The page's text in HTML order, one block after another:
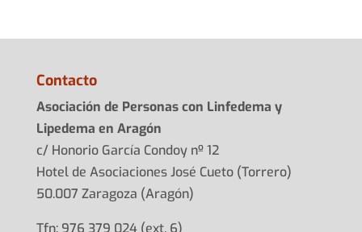
Contacto
Asociación de Personas con Linfedema y
Lipedema en Aragón
c/ Honorio García Condoy nº 12
Hotel de Asociaciones José Cueto (Torrero)
50.007 Zaragoza (Aragón)
Tfn: 976 379 024 (ext. 6)